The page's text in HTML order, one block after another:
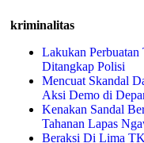
kriminalitas
Lakukan
Ditangkap Polisi
Mencuat Skandal
Aksi Demo di
Kenakan Sandal
Tahanan Lapas
Beraksi Di Lima